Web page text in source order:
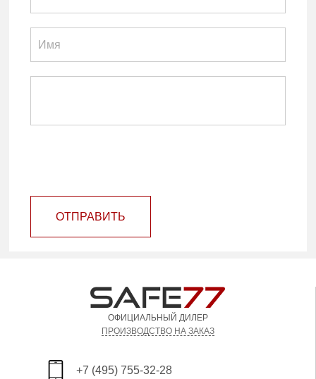
ОТПРАВИТЬ
ОФИЦИАЛЬНЫЙ ДИЛЕР
ПРОИЗВОДСТВО НА ЗАКАЗ
+7 (495) 755-32-28